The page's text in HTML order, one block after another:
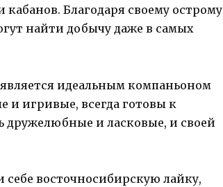
Благодаря своему острому
найти добычу даже в самых
идеальным компаньоном
и игривые, всегда готовы к
и ласковые, и своей
себе восточносибирскую лайку,